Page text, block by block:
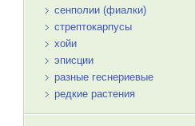
сенполии (фиалки)
стрептокарпусы
хойи
эписции
разные геснериевые
редкие растения